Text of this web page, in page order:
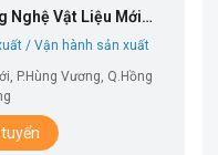
Nghệ Vật Liệu Mới
/ Vận hành sản xuất
P.Hùng Vương, Q.Hồng